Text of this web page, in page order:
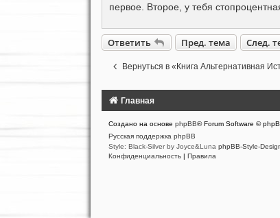
первое. Второе, у тебя
Ответить Пред. тема След.
Вернуться в «Книга Альтернативная
Главная
Создано на основе phpBB® Forum Software ©
Русская поддержка phpBB
Style: Black-Silver by Joyce&Luna phpBB-Style-
Конфиденциальность | Правила